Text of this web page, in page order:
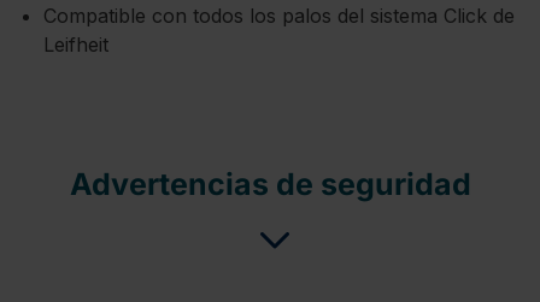
Compatible con todos los palos del sistema Click de
Leifheit
Advertencias de seguridad